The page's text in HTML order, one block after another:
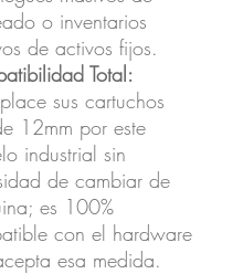
o inventarios
de activos fijos.
Total:
sus cartuchos
12mm por este
industrial sin
de cambiar de
es 100%
con el hardware
esa medida.